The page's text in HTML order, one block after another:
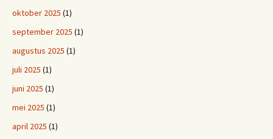
oktober 2025 (1)
september 2025 (1)
augustus 2025 (1)
juli 2025 (1)
juni 2025 (1)
mei 2025 (1)
april 2025 (1)